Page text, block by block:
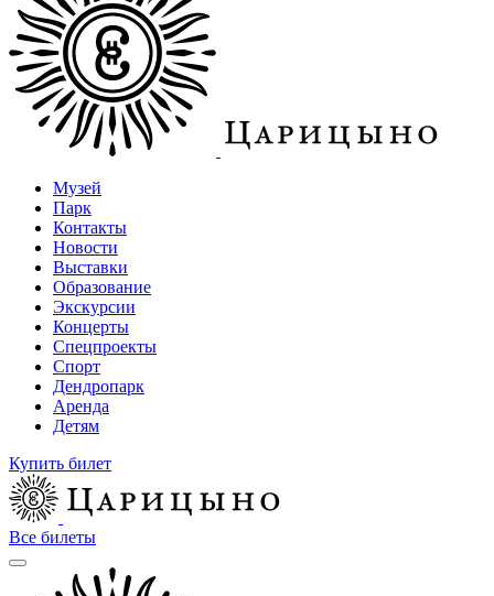
Музей
Парк
Контакты
Новости
Выставки
Образование
Экскурсии
Концерты
Спецпроекты
Спорт
Дендропарк
Аренда
Детям
Купить билет
Все билеты